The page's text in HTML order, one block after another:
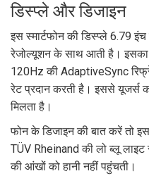
डिस्प्ले और डिजाइन
इस स्मार्टफोन की डिस्प्ले 6.79
रेजोल्यूशन के साथ आती है। इसका
120Hz की AdaptiveSync
रेट प्रदान करती है। इससे यूजर्स
मिलता है।
फोन के डिजाइन की बात करें तो
TÜV Rheinand की लो ब्लू लाइट
की आंखों को हानी नहीं पहुंचती।